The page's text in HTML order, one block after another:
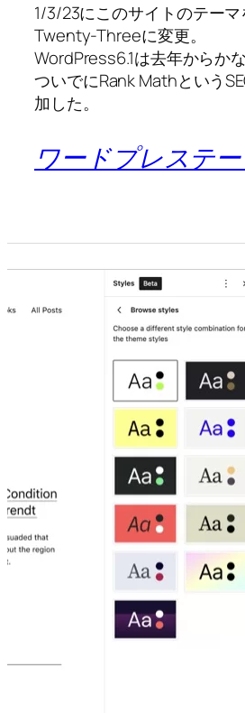
1/3/23にこのサイトのテー
Twenty-Threeに変更。
WordPress6.1は去年からかな
ついでにRank Mathという
加した。
ワードプレステ